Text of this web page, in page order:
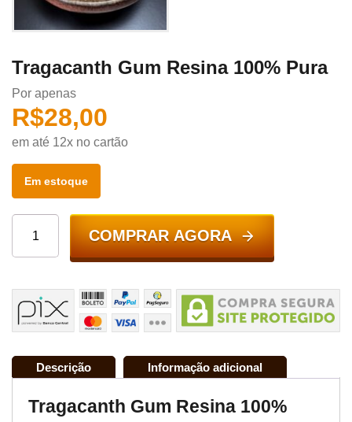
Tragacanth Gum Resina 100% Pura
Por apenas
R$28,00
em até 12x no cartão
Em estoque
COMPRAR AGORA
Descrição Informação adicional
Tragacanth Gum Resina 100%